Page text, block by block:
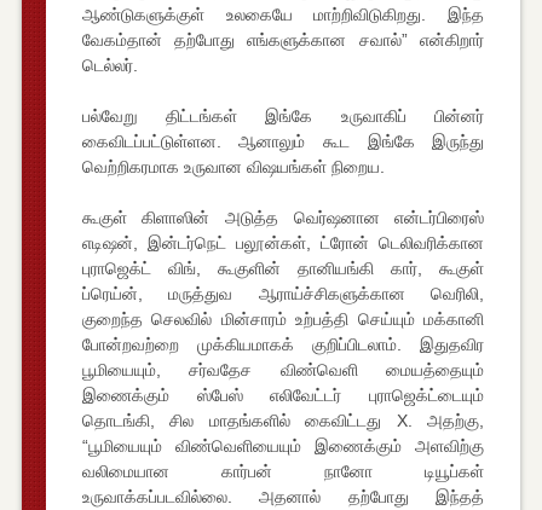
ஆண்டுகளுக்குள் உலகையே மாற்றிவிடுகிறது. இந்த
வேகம்தான் தற்போது எங்களுக்கான சவால்” என்கிறார்
டெல்லர்.
பல்வேறு திட்டங்கள் இங்கே உருவாகிப் பின்னர்
கைவிடப்பட்டுள்ளன. ஆனாலும் கூட இங்கே இருந்து
வெற்றிகரமாக உருவான விஷயங்கள் நிறைய.
கூகுள் கிளாஸின் அடுத்த வெர்ஷனான என்டர்பிரைஸ்
எடிஷன், இன்டர்நெட் பலூன்கள், ட்ரோன் டெலிவரிக்கான
புராஜெக்ட் விங், கூகுளின் தானியங்கி கார், கூகுள்
ப்ரெய்ன், மருத்துவ ஆராய்ச்சிகளுக்கான வெரிலி,
குறைந்த செலவில் மின்சாரம் உற்பத்தி செய்யும் மக்கானி
போன்றவற்றை முக்கியமாகக் குறிப்பிடலாம். இதுதவிர
பூமியையும், சர்வதேச விண்வெளி மையத்தையும்
இணைக்கும் ஸ்பேஸ் எலிவேட்டர் புராஜெக்ட்டையும்
தொடங்கி, சில மாதங்களில் கைவிட்டது X. அதற்கு,
“பூமியையும் விண்வெளியையும் இணைக்கும் அளவிற்கு
வலிமையான கார்பன் நானோ டியூப்கள்
உருவாக்கப்படவில்லை. அதனால் தற்போது இந்தத்